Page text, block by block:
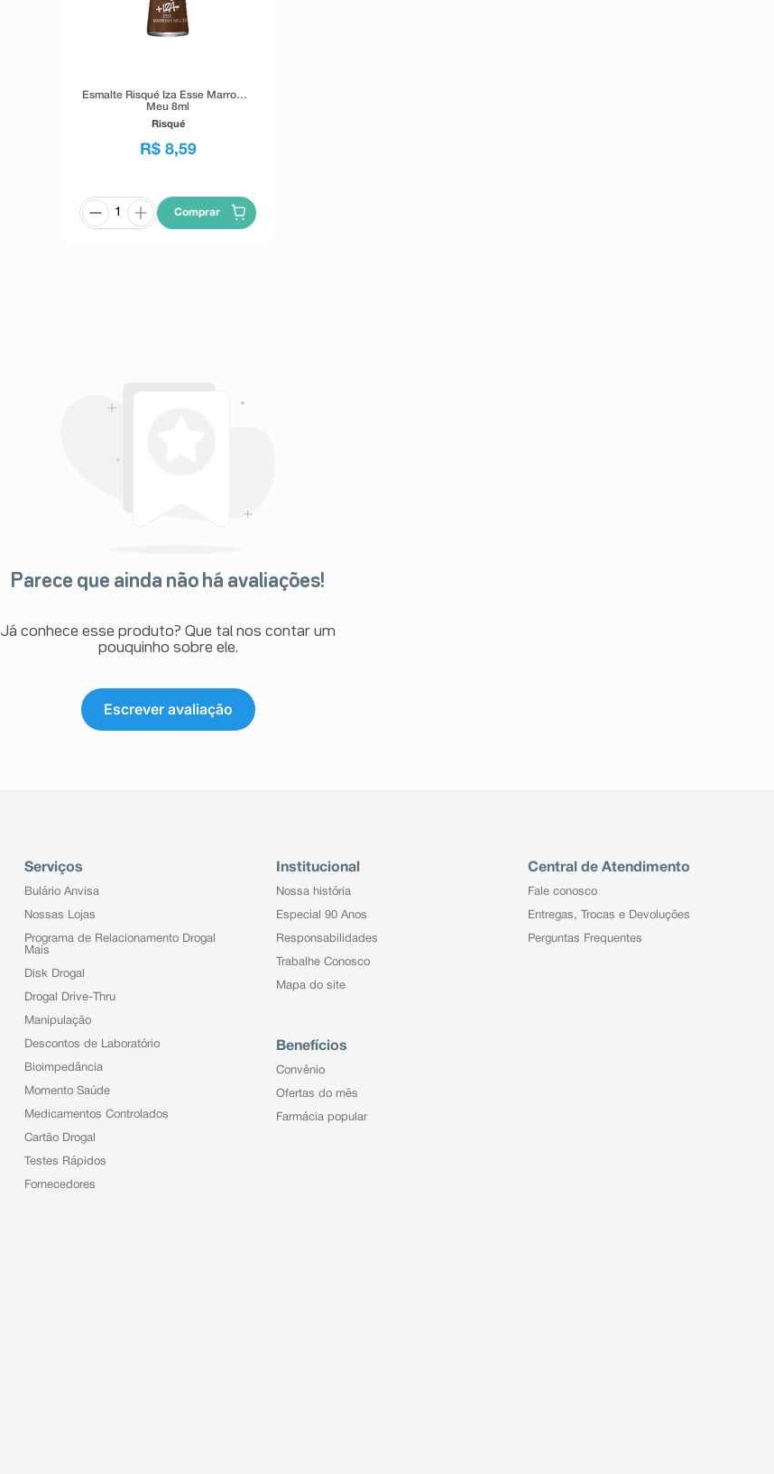
Esmalte Risqué Iza Esse Marrom é
Meu 8ml
Risqué
R$ 8,59
Comprar
Parece que ainda não há avaliações!
Já conhece esse produto? Que tal nos contar um
pouquinho sobre ele.
Escrever avaliação
Serviços
Bulário Anvisa
Nossas Lojas
Programa de Relacionamento Drogal
Mais
Disk Drogal
Drogal Drive-Thru
Manipulação
Descontos de Laboratório
Bioimpedância
Momento Saúde
Medicamentos Controlados
Cartão Drogal
Testes Rápidos
Fornecedores
Institucional
Nossa história
Especial 90 Anos
Responsabilidades
Trabalhe Conosco
Mapa do site
Benefícios
Convênio
Ofertas do mês
Farmácia popular
Central de Atendimento
Fale conosco
Entregas, Trocas e Devoluções
Perguntas Frequentes